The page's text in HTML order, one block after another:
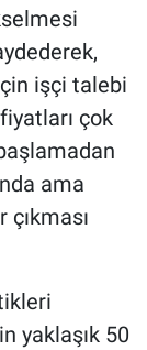
işçi talebi
çok
ama
yaklaşık 50